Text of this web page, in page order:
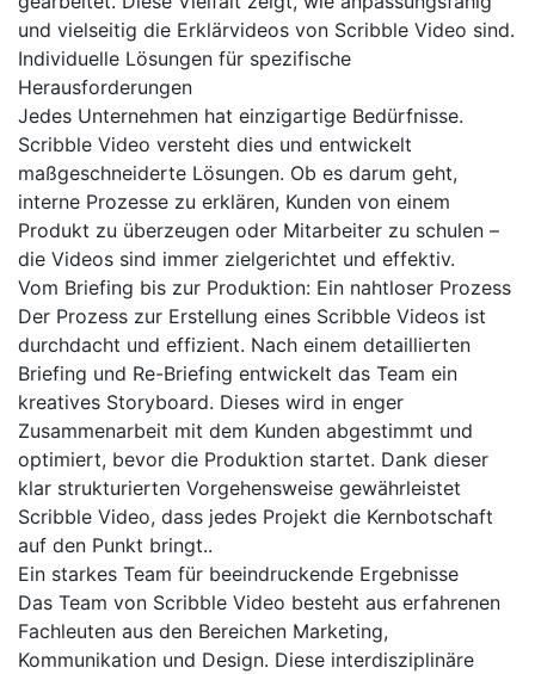
und vielseitig die Erklärvideos von Scribble Video sind.
Individuelle Lösungen für spezifische
Herausforderungen
Jedes Unternehmen hat einzigartige Bedürfnisse.
Scribble Video versteht dies und entwickelt
maßgeschneiderte Lösungen. Ob es darum geht,
interne Prozesse zu erklären, Kunden von einem
Produkt zu überzeugen oder Mitarbeiter zu schulen –
die Videos sind immer zielgerichtet und effektiv.
Vom Briefing bis zur Produktion: Ein nahtloser Prozess
Der Prozess zur Erstellung eines Scribble Videos ist
durchdacht und effizient. Nach einem detaillierten
Briefing und Re-Briefing entwickelt das Team ein
kreatives Storyboard. Dieses wird in enger
Zusammenarbeit mit dem Kunden abgestimmt und
optimiert, bevor die Produktion startet. Dank dieser
klar strukturierten Vorgehensweise gewährleistet
Scribble Video, dass jedes Projekt die Kernbotschaft
auf den Punkt bringt..
Ein starkes Team für beeindruckende Ergebnisse
Das Team von Scribble Video besteht aus erfahrenen
Fachleuten aus den Bereichen Marketing,
Kommunikation und Design. Diese interdisziplinäre